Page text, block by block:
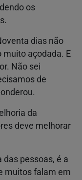
os
dias não
muito açodada. E
Não sei
de
da
deve melhorar
das pessoas, é a
muitos falam em